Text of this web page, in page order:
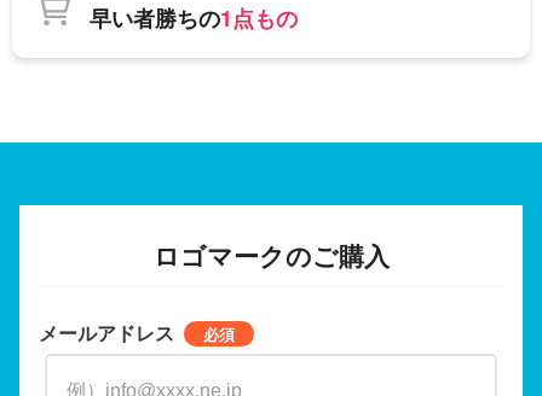
早い者勝ちの1点もの
ロゴマークのご購入
メールアドレス